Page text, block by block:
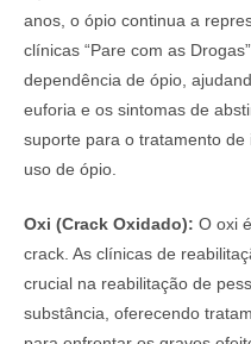
anos, o ópio continua a
clínicas “Pare com as
dependência de ópio,
euforia e os sintomas de
suporte para o tratamento
uso de ópio.
Oxi (Crack Oxidado): O oxi
crack. As clínicas de
crucial na reabilitação de
substância, oferecendo